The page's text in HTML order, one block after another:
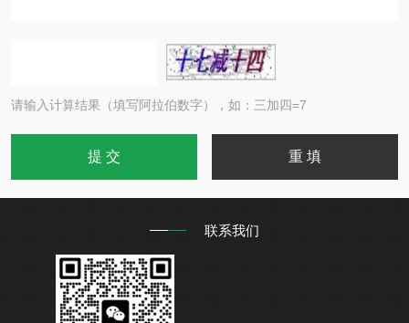
请输入计算结果（填写阿拉伯数字），如：三加四=7
联系我们